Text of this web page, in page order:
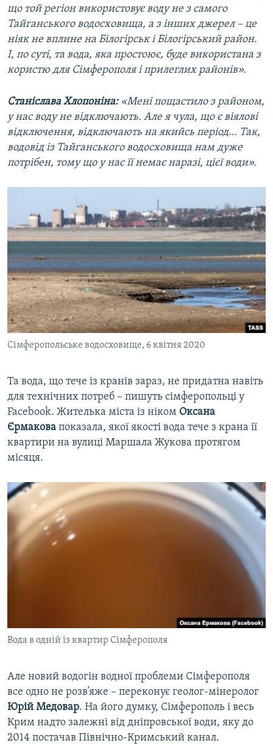
що той регіон використовує воду не з самого
Тайганського водосховища, а з інших джерел – це
ніяк не вплине на Білогірськ і Білогірський район.
І, по суті, та вода, яка простоює, буде використана з
користю для Сімферополя і прилеглих районів».
Станіслава Хлопоніна:«Мені пощастило з районом,
у нас воду не відключають. Але я чула, що є віялові
відключення, відключають на якийсь період… Так,
водовід із Тайганського водосховища нам дуже
потрібен, тому що у нас її немає наразі, цієї води».
Cімферопольське водосховище, 6 квітня 2020
Та вода, що тече із кранів зараз, не придатна навіть
для технічних потреб – пишуть сімферопольці у
Facebook. Жителька міста із ніком Оксана
Єрмакова показала, якої якості вода тече з крана її
квартири на вулиці Маршала Жукова протягом
місяця.
Вода в одній із квартир Сімферополя
Але новий водогін водної проблеми Сімферополя
все одно не розв’яже – переконує геолог-мінеролог
Юрій Медовар. На його думку, Сімферополь і весь
Крим надто залежні від дніпровської води, яку до
2014 постачав Північно-Кримський канал.